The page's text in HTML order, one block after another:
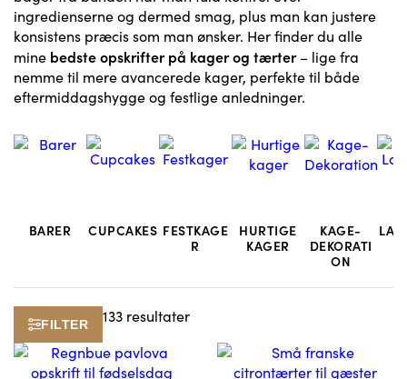
ingredienserne og dermed smag, plus man kan justere
konsistens præcis som man ønsker. Her finder du alle
mine bedste opskrifter på kager og tærter– lige fra
nemme til mere avancerede kager, perfekte til både
eftermiddagshygge og festlige anledninger.
BARER CUPCAKES FESTKAGE
R
HURTIGE
KAGER
KAGE-
DEKORATI
ON
FILTER 133 resultater